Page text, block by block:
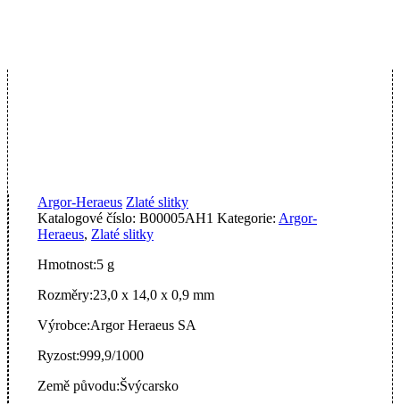
Argor-Heraeus Zlaté slitky
Katalogové číslo: B00005AH1 Kategorie: Argor-
Heraeus, Zlaté slitky
Hmotnost:5 g
Rozměry:23,0 x 14,0 x 0,9 mm
Výrobce:Argor Heraeus SA
Ryzost:999,9/1000
Země původu:Švýcarsko